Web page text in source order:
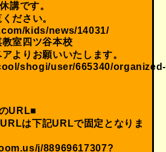
講です。
ださい。
kids/news/14031/
室四ツ谷本校
よりお願いいたします。
shogi/user/665340/organized-
URL■
は下記URLで固定となりま
j/88969617307?